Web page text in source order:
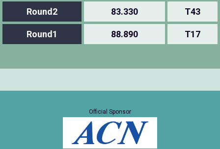
Round2 83.330 T43
Round1 88.890 T17
Official Sponsor